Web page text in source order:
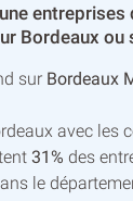
entreprises
Bordeaux ou
sur Bordeaux
avec les
31% des
le